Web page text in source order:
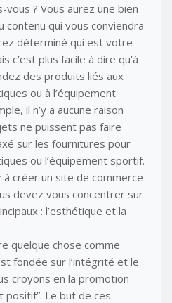
vous ? Vous aurez une bien
contenu qui vous conviendra
déterminé qui est votre
c’est plus facile à dire qu’à
des produits liés aux
ou à l’équipement
il n’y a aucune raison
ne puissent pas faire
sur les fournitures pour
ou l’équipement sportif.
à créer un site de commerce
devez vous concentrer sur
: l’esthétique et la
quelque chose comme
fondée sur l’intégrité et le
croyons en la promotion
positif”. Le but de ces